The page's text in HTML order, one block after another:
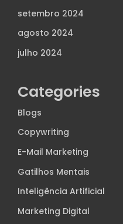
setembro 2024
agosto 2024
julho 2024
Categories
Blogs
Copywriting
E-Mail Marketing
Gatilhos Mentais
Inteligência Artificial
Marketing Digital